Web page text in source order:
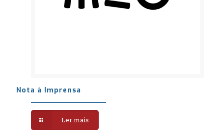
Nota à Imprensa
Ler mais